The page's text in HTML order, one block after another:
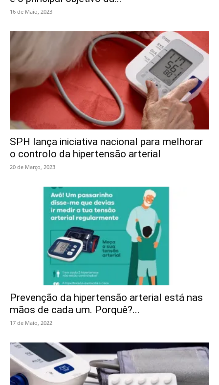
16 de Maio, 2023
SPH lança iniciativa nacional para melhorar
o controlo da hipertensão arterial
20 de Março, 2023
Prevenção da hipertensão arterial está nas
mãos de cada um. Porquê?...
17 de Maio, 2022